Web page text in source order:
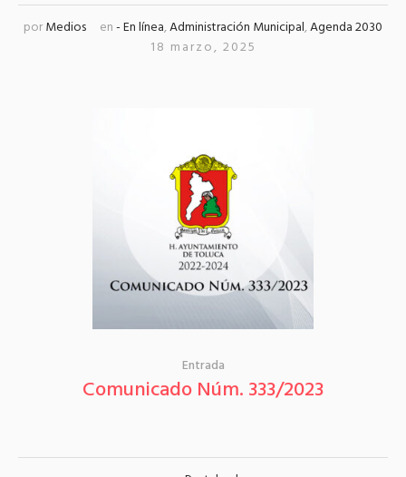
porMedios en- En línea,Administración Municipal,Agenda 2030
18 marzo, 2025
Entrada
Comunicado Núm. 333/2023